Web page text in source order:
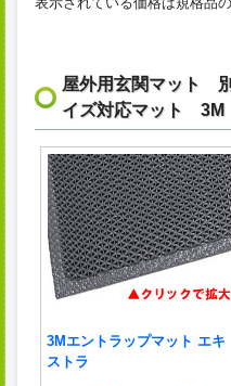
屋外用玄関マット
イズ対応マット 3M
3Mエントラップマット エキ
ストラ